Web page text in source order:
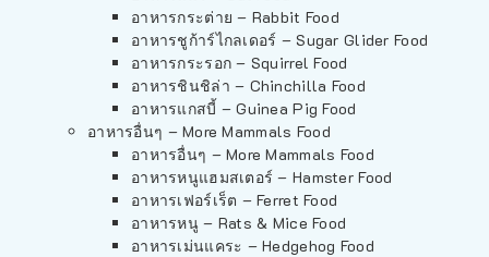
อาหารกระต่าย – Rabbit Food
อาหารชูก้าร์ไกลเดอร์ – Sugar Glider Food
อาหารกระรอก – Squirrel Food
อาหารชินชิล่า – Chinchilla Food
อาหารแกสบี้ – Guinea Pig Food
อาหารอื่นๆ – More Mammals Food
อาหารอื่นๆ – More Mammals Food
อาหารหนูแฮมสเตอร์ – Hamster Food
อาหารเฟอร์เร็ต – Ferret Food
อาหารหนู – Rats & Mice Food
อาหารเม่นแคระ – Hedgehog Food